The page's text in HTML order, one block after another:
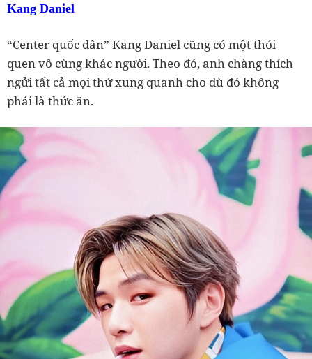
Kang Daniel
“Center quốc dân” Kang Daniel cũng có một thói
quen vô cùng khác người. Theo đó, anh chàng thích
ngửi tất cả mọi thứ xung quanh cho dù đó không
phải là thức ăn.